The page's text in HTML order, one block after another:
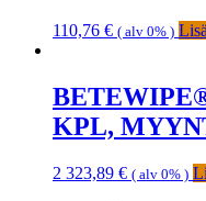
110,76 € ( alv 0% )
KPL,
2 323,89 € ( alv 0% )